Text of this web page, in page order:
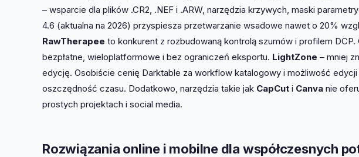
– wsparcie dla plików .CR2, .NEF i .ARW, narzędzia krzywych, maski
4.6 (aktualna na 2026) przyspiesza przetwarzanie wsadowe nawet o 20%
RawTherapee to konkurent z rozbudowaną kontrolą szumów i profilem
bezpłatne, wieloplatformowe i bez ograniczeń eksportu. LightZone – mniej
edycję. Osobiście cenię Darktable za workflow katalogowy i możliwość
oszczędność czasu. Dodatkowo, narzędzia takie jak CapCut i Canva nie
prostych projektach i social media.
Rozwiązania online i mobilne dla współczesnych